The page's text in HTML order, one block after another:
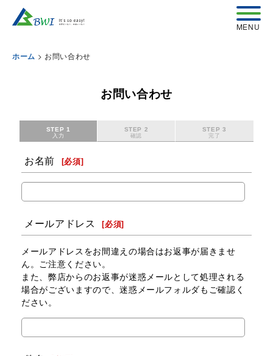
ホーム > お問い合わせ
お問い合わせ
STEP 1
入力
STEP 2
確認
STEP 3
完了
お名前 [必須]
メールアドレス [必須]
メールアドレスをお間違えの場合はお返事が届きませ
ん。ご注意ください。
また、弊店からのお返事が迷惑メールとして処理される
場合がございますので、迷惑メールフォルダもご確認く
ださい。